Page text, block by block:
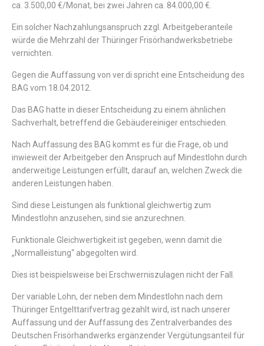
ca. 3.500,00 €/Monat, bei zwei Jahren ca. 84.000,00 €.
Ein solcher Nachzahlungsanspruch zzgl. Arbeitgeberanteile
würde die Mehrzahl der Thüringer Frisörhandwerksbetriebe
vernichten.
Gegen die Auffassung von ver.di spricht eine Entscheidung des
BAG vom 18.04.2012.
Das BAG hatte in dieser Entscheidung zu einem ähnlichen
Sachverhalt, betreffend die Gebäudereiniger entschieden.
Nach Auffassung des BAG kommt es für die Frage, ob und
inwieweit der Arbeitgeber den Anspruch auf Mindestlohn durch
anderweitige Leistungen erfüllt, darauf an, welchen Zweck die
anderen Leistungen haben.
Sind diese Leistungen als funktional gleichwertig zum
Mindestlohn anzusehen, sind sie anzurechnen.
Funktionale Gleichwertigkeit ist gegeben, wenn damit die
„Normalleistung“ abgegolten wird.
Dies ist beispielsweise bei Erschwerniszulagen nicht der Fall.
Der variable Lohn, der neben dem Mindestlohn nach dem
Thüringer Entgelttarifvertrag gezahlt wird, ist nach unserer
Auffassung und der Auffassung des Zentralverbandes des
Deutschen Frisörhandwerks ergänzender Vergütungsanteil für